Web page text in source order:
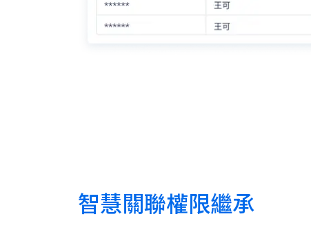
智慧關聯權限繼承